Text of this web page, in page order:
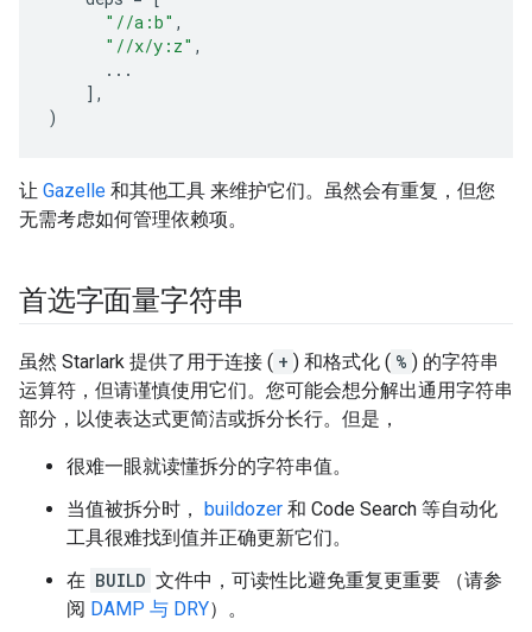
"//a:b" ,
"//x/y:z" ,
...
],
)
让 Gazelle 和其他工具 来维护它们。虽然会有重复，但您
无需考虑如何管理依赖项。
首选字面量字符串
虽然 Starlark 提供了用于连接 ( + ) 和格式化 ( % ) 的字符串
运算符，但请谨慎使用它们。您可能会想分解出通用字符串
部分，以使表达式更简洁或拆分长行。但是，
很难一眼就读懂拆分的字符串值。
当值被拆分时， buildozer 和 Code Search 等自动化
工具很难找到值并正确更新它们。
在 BUILD 文件中，可读性比避免重复更重要 （请参
阅 DAMP 与 DRY）。